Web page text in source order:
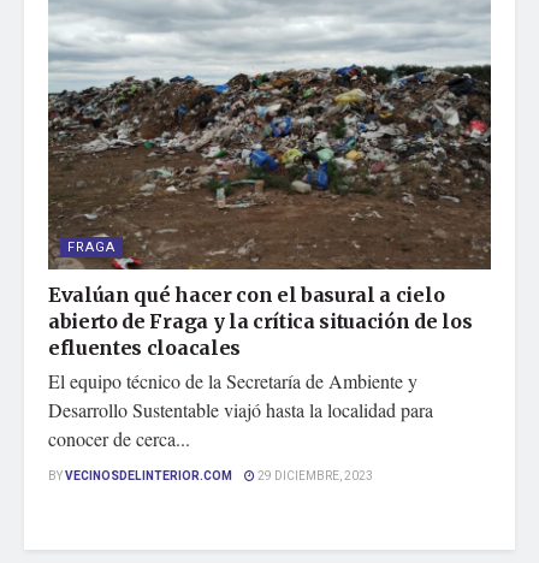
FRAGA
Evalúan qué hacer con el basural a cielo
abierto de Fraga y la crítica situación de los
efluentes cloacales
El equipo técnico de la Secretaría de Ambiente y
Desarrollo Sustentable viajó hasta la localidad para
conocer de cerca...
BYVECINOSDELINTERIOR.COM 29 DICIEMBRE, 2023